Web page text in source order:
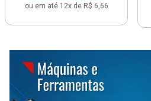
ou em até 12x de R$ 6,66